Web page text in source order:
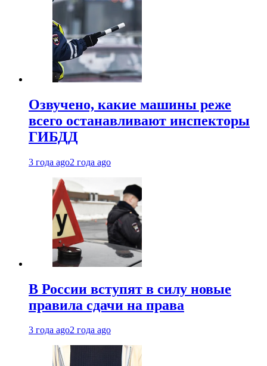
Озвучено, какие машины реже
всего останавливают инспекторы
ГИБДД
3 года ago2 года ago
В России вступят в силу новые
правила сдачи на права
3 года ago2 года ago